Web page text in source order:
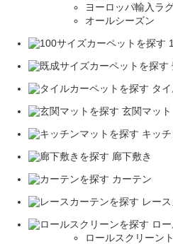
ヨーロッパ輸入ラ
オールシーズン
タ
玄関マット
キッ
廊下敷き
カーテン
レー
ロ
ロールスクリーン